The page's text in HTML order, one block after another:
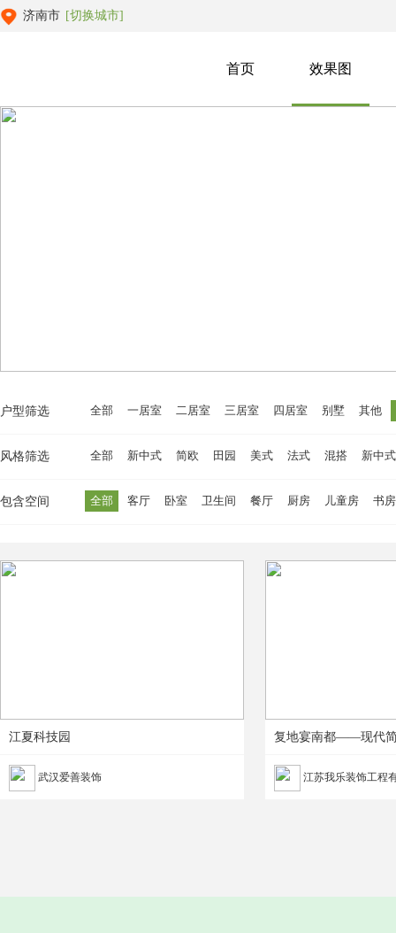
济南市 [切换城市]
首页 效果图
户型筛选 全部 一居室 二居室 三居室 四居室 别墅 其他
风格筛选 全部 新中式 简欧 田园 美式 法式 混搭 新中式
包含空间 全部 客厅 卧室 卫生间 餐厅 厨房 儿童房 书房
江夏科技园
武汉爱善装饰 江苏我乐装饰工程